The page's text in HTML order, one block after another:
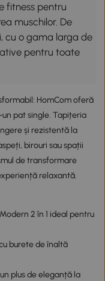
fitness pentru
muschilor. De
cu o gama larga de
pentru toate
HomCom oferă
pat single. Tapițeria
și rezistentă la
birouri sau spații
de transformare
relaxantă.
2 în 1 ideal pentru
burete de înaltă
plus de eleganță la